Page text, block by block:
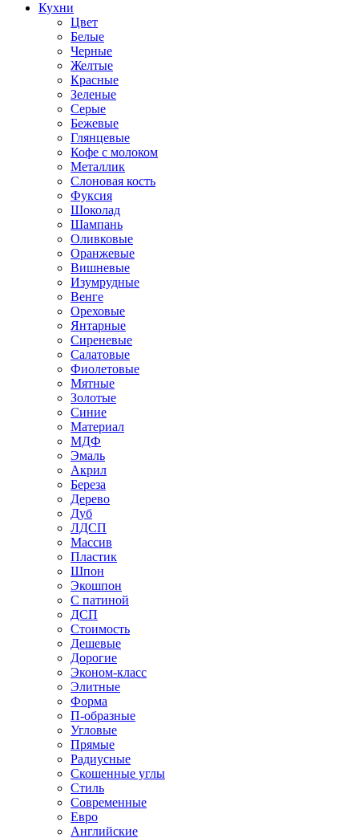
Кухни
Цвет
Белые
Черные
Желтые
Красные
Зеленые
Серые
Бежевые
Глянцевые
Кофе с молоком
Металлик
Слоновая кость
Фуксия
Шоколад
Шампань
Оливковые
Оранжевые
Вишневые
Изумрудные
Венге
Ореховые
Янтарные
Сиреневые
Салатовые
Фиолетовые
Мятные
Золотые
Синие
Материал
МДФ
Эмаль
Акрил
Береза
Дерево
Дуб
ЛДСП
Массив
Пластик
Шпон
Экошпон
С патиной
ДСП
Стоимость
Дешевые
Дорогие
Эконом-класс
Элитные
Форма
П-образные
Угловые
Прямые
Радиусные
Скошенные углы
Стиль
Современные
Евро
Английские